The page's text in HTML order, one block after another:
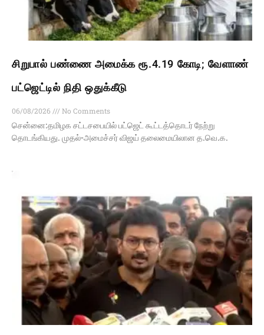
சிறுபால் பண்ணை அமைக்க ரூ.4.19 கோடி; வேளாண்
பட்ஜெட்டில் நிதி ஒதுக்கீடு
06/08/2026
No Comments
சென்னை:தமிழக சட்டசபையில் பட்ஜெட் கூட்டத்தொடர் நேற்று
தொடங்கியது. முதல்-அமைச்சர் விஜய் தலைமையிலான த.வெ.க.